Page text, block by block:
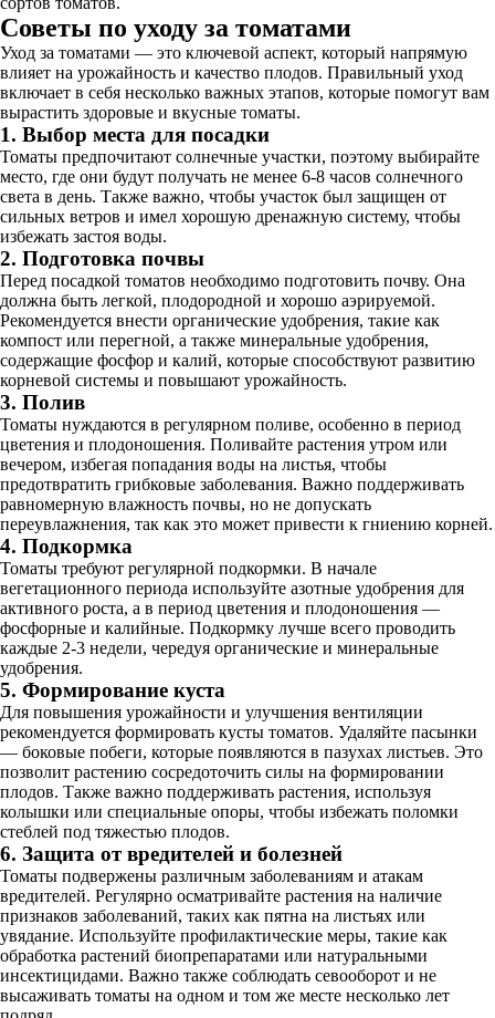
Советы по уходу за томатами
Уход за томатами — это ключевой аспект, который напрямую
влияет на урожайность и качество плодов. Правильный уход
включает в себя несколько важных этапов, которые помогут вам
вырастить здоровые и вкусные томаты.
1. Выбор места для посадки
Томаты предпочитают солнечные участки, поэтому выбирайте
место, где они будут получать не менее 6-8 часов солнечного
света в день. Также важно, чтобы участок был защищен от
сильных ветров и имел хорошую дренажную систему, чтобы
избежать застоя воды.
2. Подготовка почвы
Перед посадкой томатов необходимо подготовить почву. Она
должна быть легкой, плодородной и хорошо аэрируемой.
Рекомендуется внести органические удобрения, такие как
компост или перегной, а также минеральные удобрения,
содержащие фосфор и калий, которые способствуют развитию
корневой системы и повышают урожайность.
3. Полив
Томаты нуждаются в регулярном поливе, особенно в период
цветения и плодоношения. Поливайте растения утром или
вечером, избегая попадания воды на листья, чтобы
предотвратить грибковые заболевания. Важно поддерживать
равномерную влажность почвы, но не допускать
переувлажнения, так как это может привести к гниению корней.
4. Подкормка
Томаты требуют регулярной подкормки. В начале
вегетационного периода используйте азотные удобрения для
активного роста, а в период цветения и плодоношения —
фосфорные и калийные. Подкормку лучше всего проводить
каждые 2-3 недели, чередуя органические и минеральные
удобрения.
5. Формирование куста
Для повышения урожайности и улучшения вентиляции
рекомендуется формировать кусты томатов. Удаляйте пасынки
— боковые побеги, которые появляются в пазухах листьев. Это
позволит растению сосредоточить силы на формировании
плодов. Также важно поддерживать растения, используя
колышки или специальные опоры, чтобы избежать поломки
стеблей под тяжестью плодов.
6. Защита от вредителей и болезней
Томаты подвержены различным заболеваниям и атакам
вредителей. Регулярно осматривайте растения на наличие
признаков заболеваний, таких как пятна на листьях или
увядание. Используйте профилактические меры, такие как
обработка растений биопрепаратами или натуральными
инсектицидами. Важно также соблюдать севооборот и не
высаживать томаты на одном и том же месте несколько лет